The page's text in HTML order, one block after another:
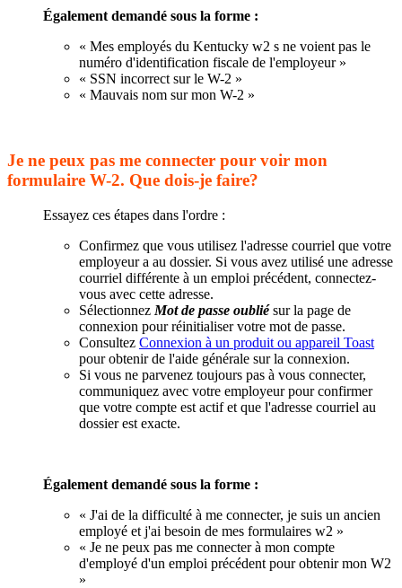
Également demandé sous la forme :
« Mes employés du Kentucky w2 s ne voient pas le
numéro d'identification fiscale de l'employeur »
« SSN incorrect sur le W-2 »
« Mauvais nom sur mon W-2 »
Je ne peux pas me connecter pour voir mon
formulaire W-2. Que dois-je faire?
Essayez ces étapes dans l'ordre :
Confirmez que vous utilisez l'adresse courriel que votre
employeur a au dossier. Si vous avez utilisé une adresse
courriel différente à un emploi précédent, connectez-
vous avec cette adresse.
Sélectionnez Mot de passe oubliésur la page de
connexion pour réinitialiser votre mot de passe.
Consultez Connexion à un produit ou appareil Toast
pour obtenir de l'aide générale sur la connexion.
Si vous ne parvenez toujours pas à vous connecter,
communiquez avec votre employeur pour confirmer
que votre compte est actif et que l'adresse courriel au
dossier est exacte.
Également demandé sous la forme :
« J'ai de la difficulté à me connecter, je suis un ancien
employé et j'ai besoin de mes formulaires w2 »
« Je ne peux pas me connecter à mon compte
d'employé d'un emploi précédent pour obtenir mon W2
»